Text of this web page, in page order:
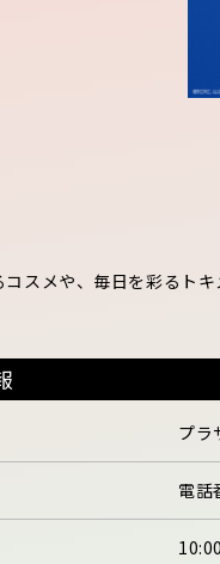
スメや、毎日を彩るトキ
プラ
電話